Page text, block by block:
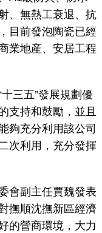
、無熱工衰退、抗
目前發泡陶瓷已經
業地産、安居工程
三五”發展規劃優
支持和鼓勵，並且
夠充分利用該公司
次利用，充分發揮
副主任賈魏發表
撫順沈撫新區經濟
的營商環境，大力